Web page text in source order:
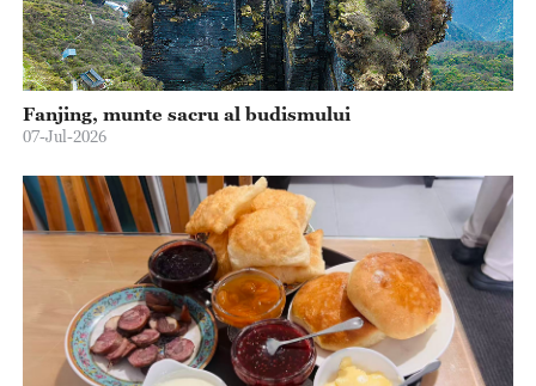
Fanjing, munte sacru al budismului
07-Jul-2026